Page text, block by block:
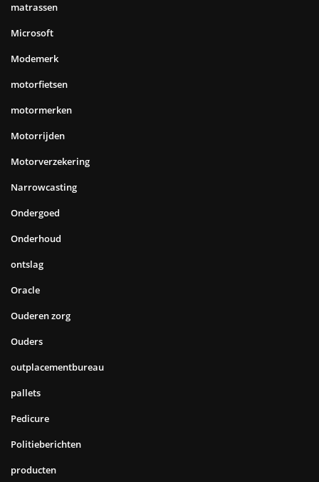
matrassen
Microsoft
Modemerk
motorfietsen
motormerken
Motorrijden
Motorverzekering
Narrowcasting
Ondergoed
Onderhoud
ontslag
Oracle
Ouderen zorg
Ouders
outplacementbureau
pallets
Pedicure
Politieberichten
producten